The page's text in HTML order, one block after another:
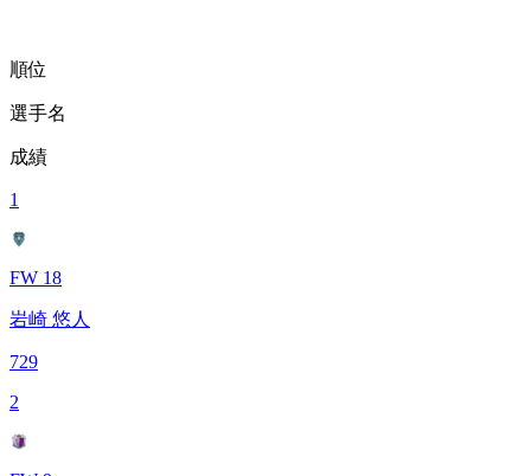
順位
選手名
成績
1
FW 18
岩崎 悠人
729
2